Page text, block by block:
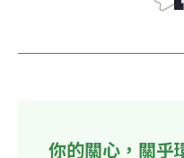
你的關心，關